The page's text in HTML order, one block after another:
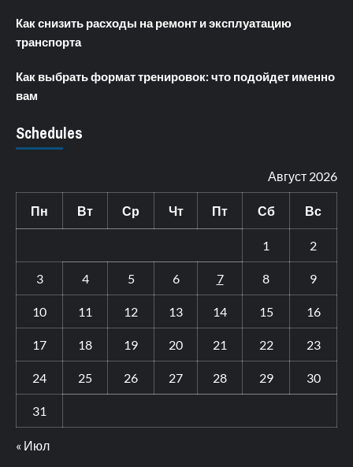
Как снизить расходы на ремонт и эксплуатацию
транспорта
Как выбрать формат тренировок: что подойдет именно
вам
Schedules
Август 2026
Пн Вт Ср Чт Пт Сб Вс
1 2
3 4 5 6 7 8 9
10 11 12 13 14 15 16
17 18 19 20 21 22 23
24 25 26 27 28 29 30
31
« Июл